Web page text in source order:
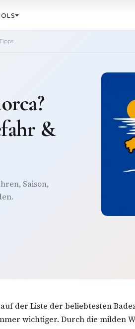
&
Saison,
der Liste der beliebtesten
wichtiger. Durch die milden